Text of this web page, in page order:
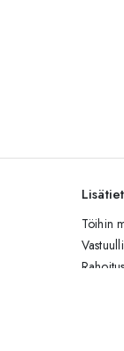
Töihin
Rahoitus